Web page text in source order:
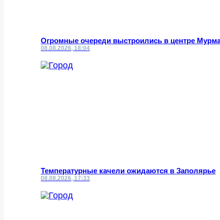
Огромные очереди выстроились в центре
08.08.2026, 18:04
Температурные качели ожидаются в Заполярье
08.08.2026, 17:33